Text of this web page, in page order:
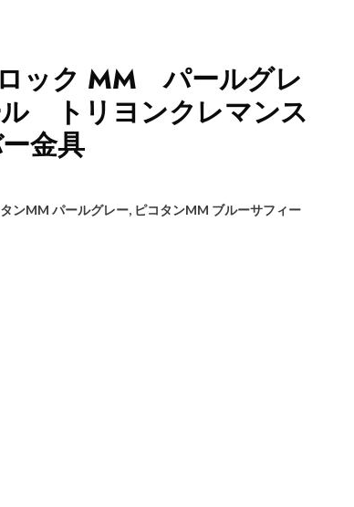
ック MM パールグレ
トリヨンクレマンス
金具
ンMM パールグレー, ピコタンMM ブルーサフィー